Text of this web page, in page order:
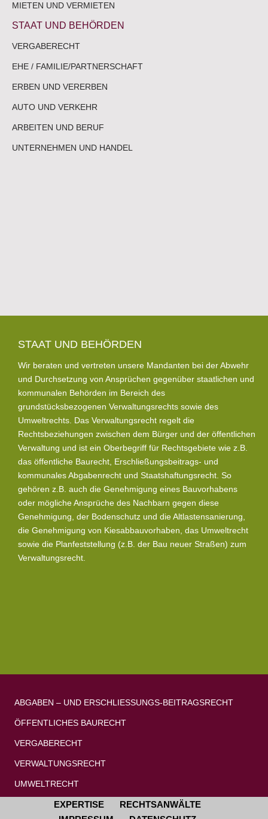
MIETEN UND VERMIETEN
STAAT UND BEHÖRDEN
VERGABERECHT
EHE / FAMILIE/PARTNERSCHAFT
ERBEN UND VERERBEN
AUTO UND VERKEHR
ARBEITEN UND BERUF
UNTERNEHMEN UND HANDEL
STAAT UND BEHÖRDEN
Wir beraten und vertreten unsere Mandanten bei der Abwehr
und Durchsetzung von Ansprüchen gegenüber staatlichen und
kommunalen Behörden im Bereich des
grundstücksbezogenen Verwaltungsrechts sowie des
Umweltrechts. Das Verwaltungsrecht regelt die
Rechtsbeziehungen zwischen dem Bürger und der öffentlichen
Verwaltung und ist ein Oberbegriff für Rechtsgebiete wie z.B.
das öffentliche Baurecht, Erschließungsbeitrags- und
kommunales Abgabenrecht und Staatshaftungsrecht. So
gehören z.B. auch die Genehmigung eines Bauvorhabens
oder mögliche Ansprüche des Nachbarn gegen diese
Genehmigung, der Bodenschutz und die Altlastensanierung,
die Genehmigung von Kiesabbauvorhaben, das Umweltrecht
sowie die Planfeststellung (z.B. der Bau neuer Straßen) zum
Verwaltungsrecht.
ABGABEN – UND ERSCHLIESSUNGS-BEITRAGSRECHT
ÖFFENTLICHES BAURECHT
VERGABERECHT
VERWALTUNGSRECHT
UMWELTRECHT
EXPERTISE
RECHTSANWÄLTE